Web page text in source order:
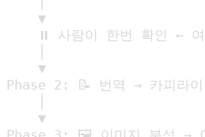
    ▼
⏸️ 사람이 한번 확인 ← 여
    ▼
Phase 2: 📝 번역 → 카피라
    ▼